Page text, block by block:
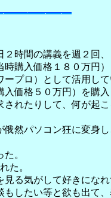
時間の講義を週２回
購入価格１８０万円
プロ）として活用して
価格５０万円）を購入
れたりして、何が起
然パソコン狂に変身
。
た。
る気がして好きにな
したい等と欲も出て